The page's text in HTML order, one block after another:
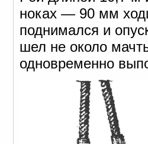
ноках — 90 мм
поднимался и
шел не около
одновременно